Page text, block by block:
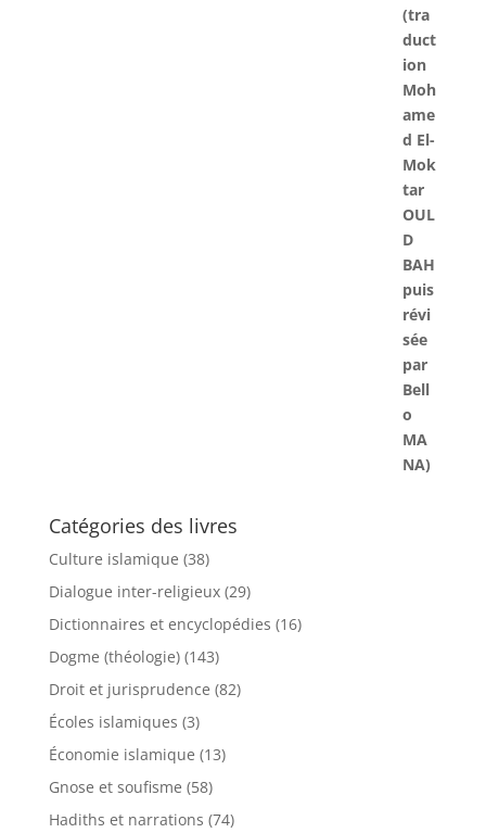
Catégories des livres
Culture islamique (38)
Dialogue inter-religieux (29)
Dictionnaires et encyclopédies (16)
Dogme (théologie) (143)
Droit et jurisprudence (82)
Écoles islamiques (3)
Économie islamique (13)
Gnose et soufisme (58)
Hadiths et narrations (74)